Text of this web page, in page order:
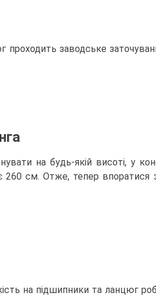
заводське
на будь-якій висоті, у
см. Отже, тепер
на підшипники та ланцюг